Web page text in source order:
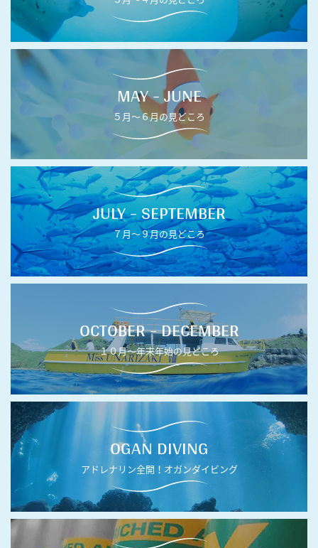
MAY - JUNE
５月〜６月の見どころ
JULY - SEPTEMBER
７月〜９月の見どころ
OCTOBER - DECEMBER
１０月〜年末年始の見どころ
OGAN DIVING
アドレナリン全開！オガンダイビング